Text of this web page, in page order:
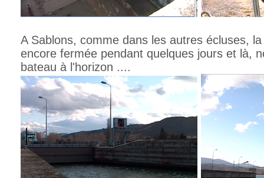
A Sablons, comme dans les autres écluses,
encore fermée pendant quelques jours et là,
bateau à l'horizon ....